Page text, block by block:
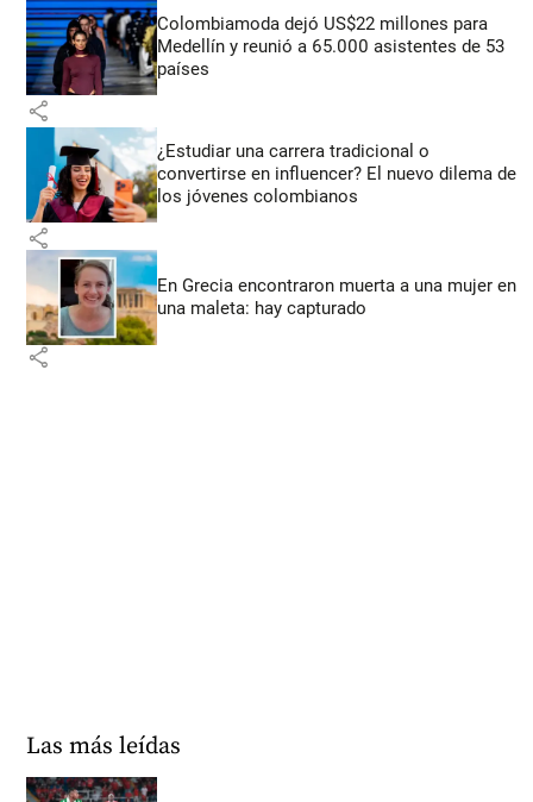
Colombiamoda dejó US$22 millones para
Medellín y reunió a 65.000 asistentes de 53
países
share
¿Estudiar una carrera tradicional o
convertirse en influencer? El nuevo dilema de
los jóvenes colombianos
share
En Grecia encontraron muerta a una mujer en
una maleta: hay capturado
share
Las más leídas